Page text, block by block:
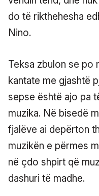
do të rikthehesha
Nino.
Teksa zbulon se po
kantate me gjashtë
sepse është ajo pa
muzika. Në bisedë
fjalëve ai depërton
muzikën e përmes
në çdo shpirt që
dashuri të madhe.